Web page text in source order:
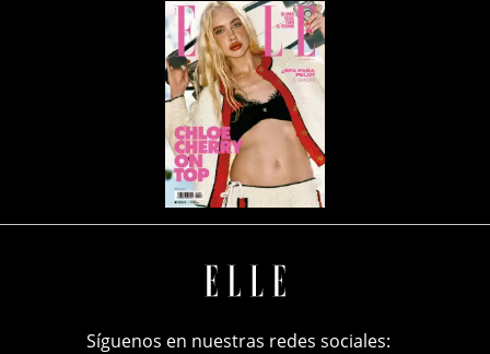
Síguenos en nuestras redes sociales: